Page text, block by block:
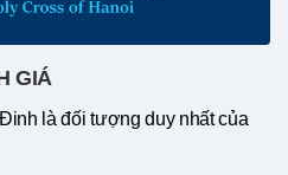
GIÁ
là đối tượng duy nhất của